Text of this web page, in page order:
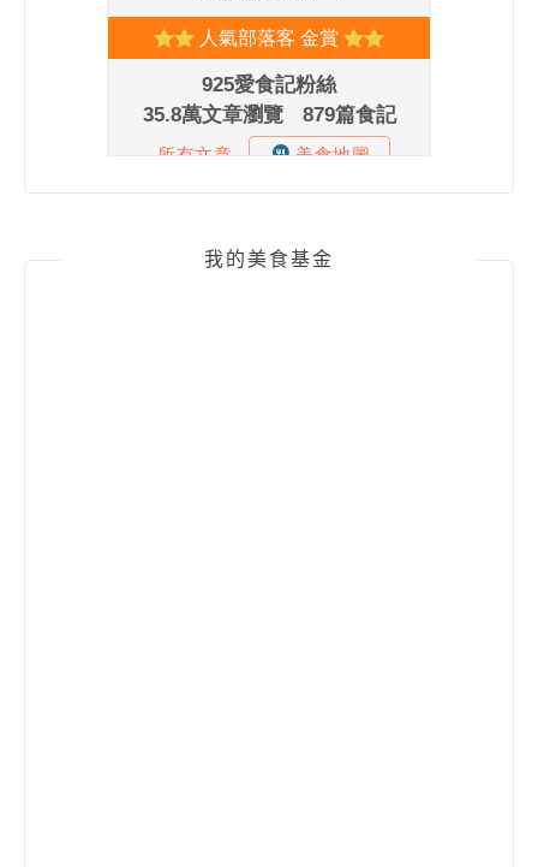
我的美食基金